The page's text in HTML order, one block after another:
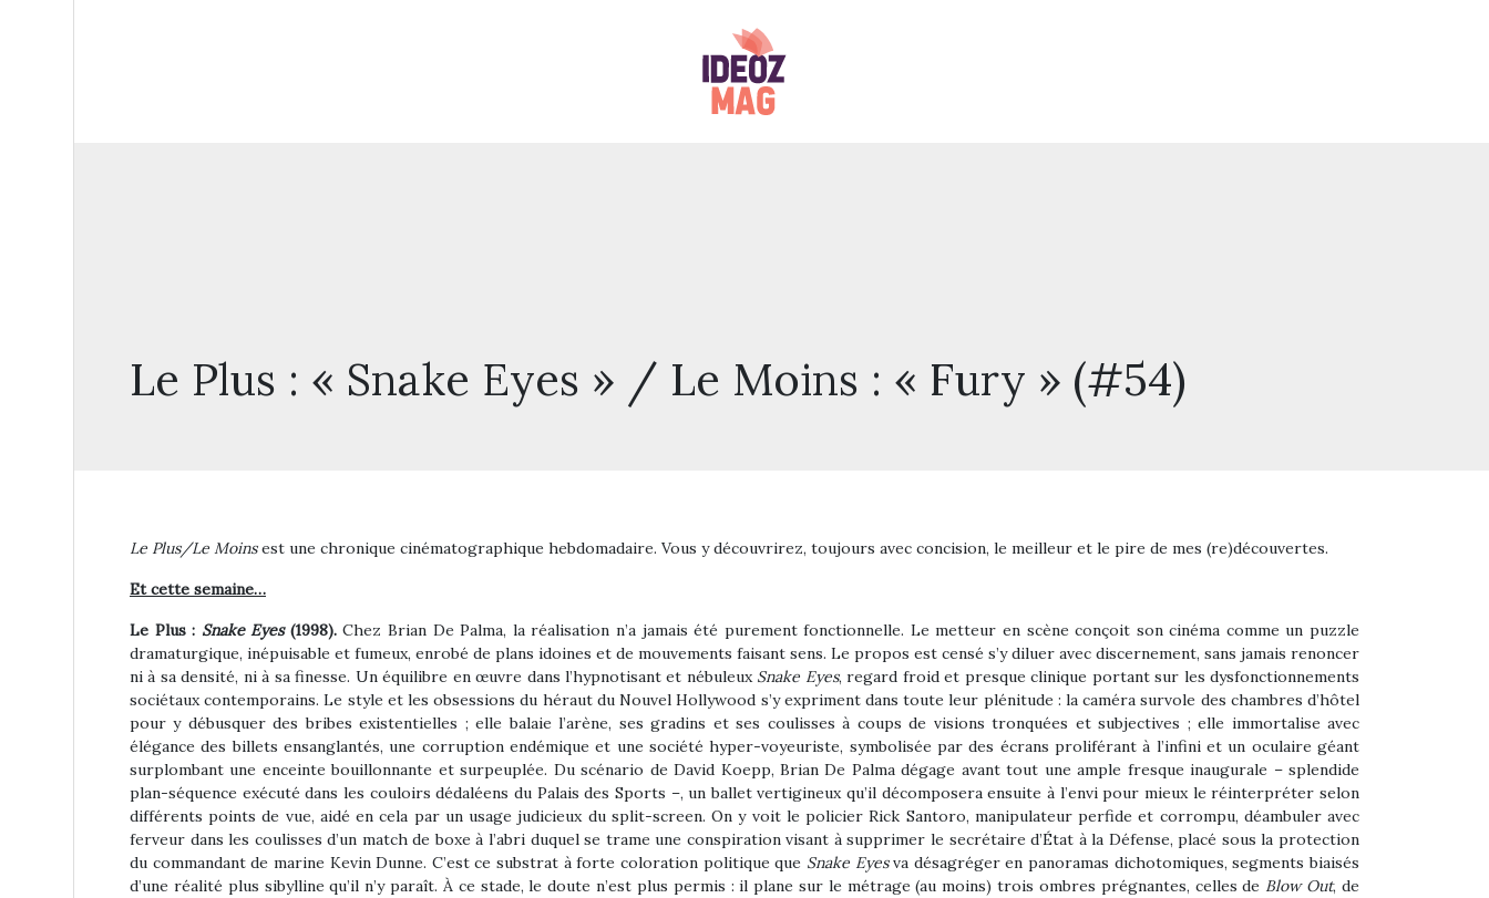
Le Plus : « Snake Eyes » / Le Moins : « Fury » (#54)
Le Plus/Le Moinsest une chronique cinématographique hebdomadaire. Vous y découvrirez, toujours avec concision, le meilleur et le pire de mes (re)découvertes.
Et cette semaine…
Le Plus : Snake Eyes (1998).Chez Brian De Palma, la réalisation n’a jamais été purement fonctionnelle. Le metteur en scène conçoit son cinéma comme un puzzle
dramaturgique, inépuisable et fumeux, enrobé de plans idoines et de mouvements faisant sens. Le propos est censé s’y diluer avec discernement, sans jamais renoncer
ni à sa densité, ni à sa finesse. Un équilibre en œuvre dans l’hypnotisant et nébuleux Snake Eyes, regard froid et presque clinique portant sur les dysfonctionnements
sociétaux contemporains. Le style et les obsessions du héraut du Nouvel Hollywood s’y expriment dans toute leur plénitude : la caméra survole des chambres d’hôtel
pour y débusquer des bribes existentielles ; elle balaie l’arène, ses gradins et ses coulisses à coups de visions tronquées et subjectives ; elle immortalise avec
élégance des billets ensanglantés, une corruption endémique et une société hyper-voyeuriste, symbolisée par des écrans proliférant à l’infini et un oculaire géant
surplombant une enceinte bouillonnante et surpeuplée. Du scénario de David Koepp, Brian De Palma dégage avant tout une ample fresque inaugurale – splendide
plan-séquence exécuté dans les couloirs dédaléens du Palais des Sports –, un ballet vertigineux qu’il décomposera ensuite à l’envi pour mieux le réinterpréter selon
différents points de vue, aidé en cela par un usage judicieux du split-screen. On y voit le policier Rick Santoro, manipulateur perfide et corrompu, déambuler avec
ferveur dans les coulisses d’un match de boxe à l’abri duquel se trame une conspiration visant à supprimer le secrétaire d’État à la Défense, placé sous la protection
du commandant de marine Kevin Dunne. C’est ce substrat à forte coloration politique que Snake Eyesva désagréger en panoramas dichotomiques, segments biaisés
d’une réalité plus sibylline qu’il n’y paraît. À ce stade, le doute n’est plus permis : il plane sur le métrage (au moins) trois ombres prégnantes, celles de Blow Out, de